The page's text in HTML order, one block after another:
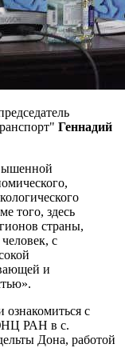
Геннадий
того, здесь
страны,
с
и
с
РАН в с.
Дона, работой